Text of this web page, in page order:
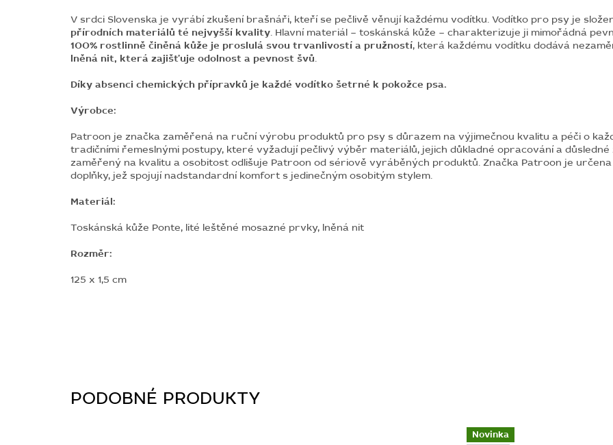
V srdci Slovenska je vyrábí zkušení brašnáři, kteří se pečlivě věnují každému vodítku. Vodítko pro psy je
přírodních materiálů té nejvyšší kvality. Hlavní materiál – toskánská kůže – charakterizuje ji mimořádná
100% rostlinně činěná kůže je proslulá svou trvanlivostí a pružností, která každému vodítku dodává
lněná nit, která zajišťuje odolnost a pevnost švů.
Díky absenci chemických přípravků je každé vodítko šetrné k pokožce psa.
Výrobce:
Patroon je značka zaměřená na ruční výrobu produktů pro psy s důrazem na výjimečnou kvalitu a péči o
tradičními řemeslnými postupy, které vyžadují pečlivý výběr materiálů, jejich důkladné opracování a
zaměřený na kvalitu a osobitost odlišuje Patroon od sériově vyráběných produktů. Značka Patroon je
doplňky, jež spojují nadstandardní komfort s jedinečným osobitým stylem.
Materiál:
Toskánská kůže Ponte, lité leštěné mosazné prvky, lněná nit
Rozměr:
125 x 1,5 cm
Novinka